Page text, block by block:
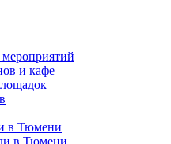
и кафе
в Тюмени
в Тюмени